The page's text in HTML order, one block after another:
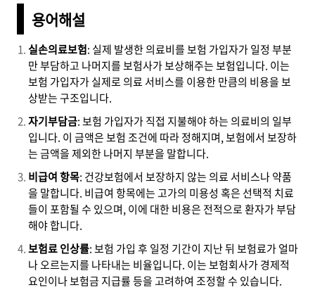
용어해설
실손의료보험: 실제 발생한 의료비를 보험 가입자가 일정 부분
만 부담하고 나머지를 보험사가 보상해주는 보험입니다. 이는
보험 가입자가 실제로 의료 서비스를 이용한 만큼의 비용을 보
상받는 구조입니다.
자기부담금: 보험 가입자가 직접 지불해야 하는 의료비의 일부
입니다. 이 금액은 보험 조건에 따라 정해지며, 보험에서 보장하
는 금액을 제외한 나머지 부분을 말합니다.
비급여 항목: 건강보험에서 보장하지 않는 의료 서비스나 약품
을 말합니다. 비급여 항목에는 고가의 미용성 혹은 선택적 치료
들이 포함될 수 있으며, 이에 대한 비용은 전적으로 환자가 부담
해야 합니다.
보험료 인상률: 보험 가입 후 일정 기간이 지난 뒤 보험료가 얼마
나 오르는지를 나타내는 비율입니다. 이는 보험회사가 경제적
요인이나 보험금 지급률 등을 고려하여 조정할 수 있습니다.